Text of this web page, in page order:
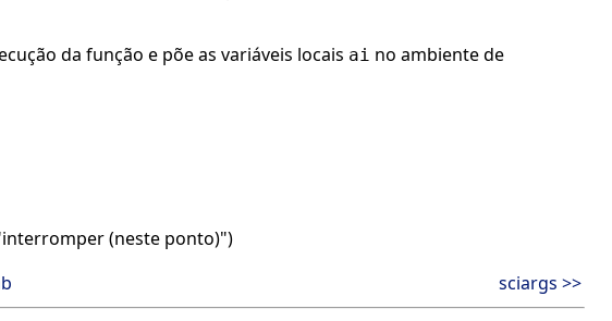
da função e põe as variáveis locais ai no ambiente de
(neste ponto)")
sciargs >>